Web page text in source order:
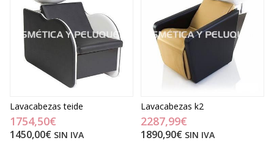
Lavacabezas teide
1754,50€
1450,00€ SIN IVA
Lavacabezas k2
2287,99€
1890,90€ SIN IVA